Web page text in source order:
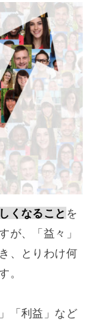
くなること を
が、「益々」
、とりわけ何
。
「利益」など